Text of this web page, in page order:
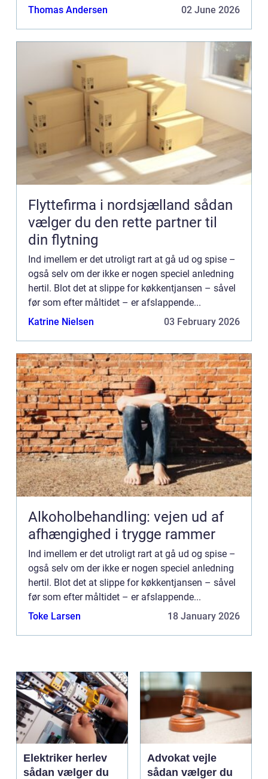
Thomas Andersen 02 June 2026
Flyttefirma i nordsjælland sådan
vælger du den rette partner til
din flytning
Ind imellem er det utroligt rart at gå ud og spise –
også selv om der ikke er nogen speciel anledning
hertil. Blot det at slippe for køkkentjansen – såvel
før som efter måltidet – er afslappende...
Katrine Nielsen
03 February 2026
Alkoholbehandling: vejen ud af
afhængighed i trygge rammer
Ind imellem er det utroligt rart at gå ud og spise –
også selv om der ikke er nogen speciel anledning
hertil. Blot det at slippe for køkkentjansen – såvel
før som efter måltidet – er afslappende...
Toke Larsen
18 January 2026
Elektriker herlev
sådan vælger du
Advokat vejle
sådan vælger du